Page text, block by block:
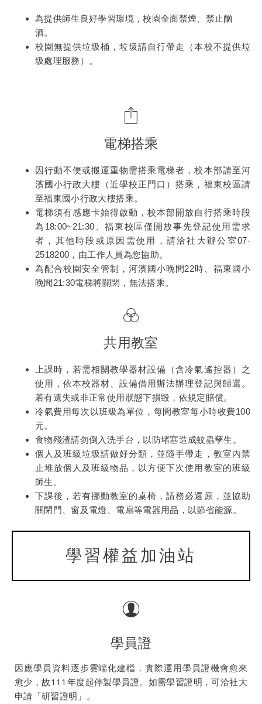
為提供師生良好學習環境，校園全面禁煙、禁止酗
酒。
校園無提供垃圾桶，垃圾請自行帶走（本校不提供垃
圾處理服務）。
電梯搭乘
因行動不便或搬運重物需搭乘電梯者，校本部請至河
濱國小行政大樓（近學校正門口）搭乘，福東校區請
至福東國小行政大樓搭乘。
電梯須有感應卡始得啟動，校本部開放自行搭乘時段
為18:00~21:30、福東校區僅開放事先登記使用需求
者，其他時段或原因需使用，請洽社大辦公室07-
2518200，由工作人員為您協助。
為配合校園安全管制，河濱國小晚間22時、福東國小
晚間21:30電梯將關閉，無法搭乘。
共用教室
上課時，若需相關教學器材設備（含冷氣遙控器）之
使用，依本校器材、設備借用辦法辦理登記與歸還。
若有遺失或非正常使用狀態下損毀，依規定賠償。
冷氣費用每次以班級為單位，每間教室每小時收費100
元。
食物殘渣請勿倒入洗手台，以防堵塞造成蚊蟲孳生。
個人及班級垃圾請做好分類，並隨手帶走，教室內禁
止堆放個人及班級物品，以方便下次使用教室的班級
師生。
下課後，若有挪動教室的桌椅，請務必還原，並協助
關閉門、窗及電燈、電扇等電器用品，以節省能源。
學習權益加油站
學員證
因應學員資料逐步雲端化建檔，實際運用學員證機會愈來
愈少，故111年度起停製學員證。如需學習證明，可洽社大
申請「研習證明」。